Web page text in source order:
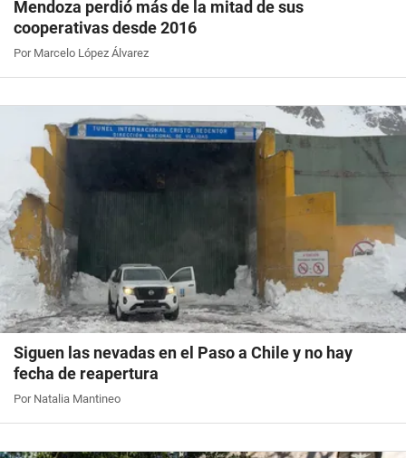
Mendoza perdió más de la mitad de sus
cooperativas desde 2016
Por Marcelo López Álvarez
Siguen las nevadas en el Paso a Chile y no hay
fecha de reapertura
Por Natalia Mantineo